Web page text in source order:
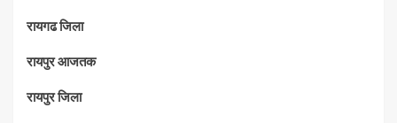
रायगढ जिला
रायपुर आजतक
रायपुर जिला